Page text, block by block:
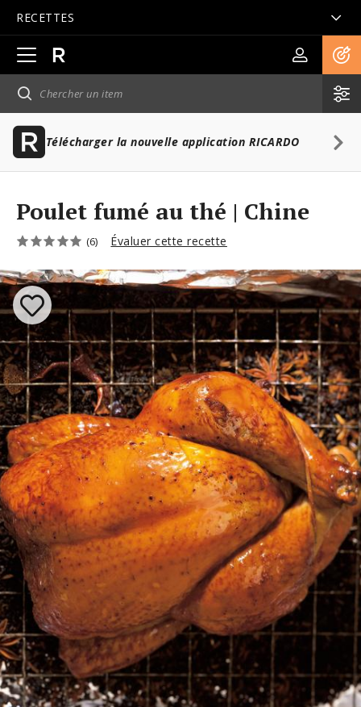
RECETTES
Ouvrir
la
navigation
principale
Télécharger la nouvelle application RICARDO
Poulet fumé au thé | Chine
(6) Évaluer cette recette